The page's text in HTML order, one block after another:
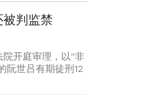
被判监禁
开庭审理，以“非
阮世吕有期徒刑12